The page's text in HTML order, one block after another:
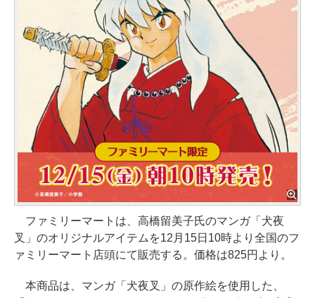
ファミリーマートは、高橋留美子氏のマンガ「犬夜
叉」のオリジナルアイテムを12月15日10時より全国のフ
ァミリーマート店頭にて販売する。価格は825円より。
本商品は、マンガ「犬夜叉」の原作絵を使用した、